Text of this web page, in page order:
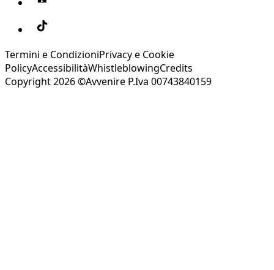
Termini e CondizioniPrivacy e Cookie
PolicyAccessibilitàWhistleblowingCredits
Copyright 2026 ©Avvenire P.Iva 00743840159